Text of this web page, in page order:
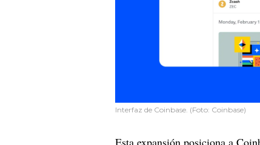
Interfaz de Coinbase. (Foto: Coinbase)
Esta expansión posiciona a